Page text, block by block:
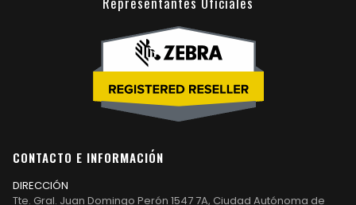
Tte. Gral. Juan Domingo Perón 1547 7A, Ciudad Autónoma de
Buenos Aires, Argentina.